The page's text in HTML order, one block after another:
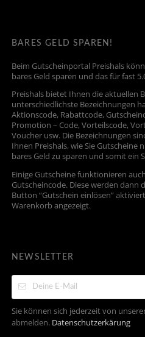
BARES GELD SPAREN!
Beim Gutscheinportal Preishals
bares Geld sparen und das für fast
Preishals bietet Ihnen die aktuellen
unterschiedlichste Bezeichnungen
Aktionscode, Rabattcode,
Promotion – Code, Vorteilscode,
Voucher usw. Die Bezeichnungen
Ihnen Preishals, wie Sie
bares Geld zu sparen und somit ein
Einige Gutscheine funktionieren
Gutscheincode. Diese werden dann
Button “Gutschein einlösen”
Warenkorb angezeigt.
NEWSLETTER
Sie können sich jederzeit von
abmelden. Datenschutzerkärung